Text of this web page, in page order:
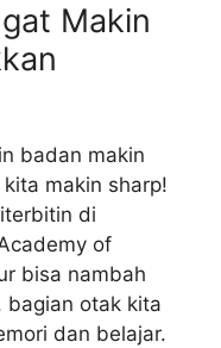
Makin
badan makin
makin sharp!
di
of
bisa nambah
bagian otak kita
dan belajar.